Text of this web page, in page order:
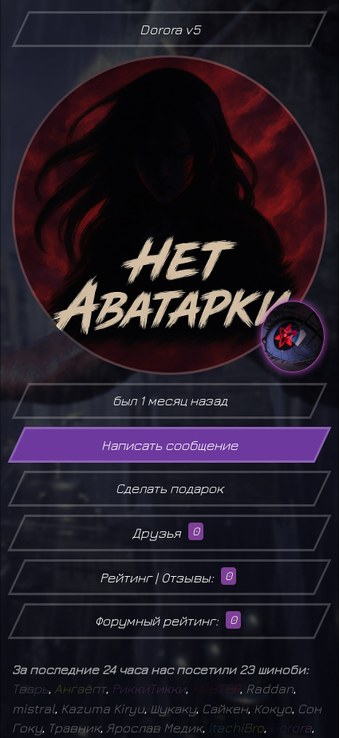
Dorora v5
был 1 месяц назад
Написать сообщение
Сделать подарок
Друзья 0
Рейтинг | Отзывы: 0
Форумный рейтинг: 0
За последние 24 часа нас посетили 23 шиноби:
Тварь Ангаёпт, РиккиТикки, OSTER, Raddan
mistral Kazuma Kiryu, Шукаку, Сайкен, Кокуо Сон
Гоку, Травник, Ярослав Медик, ItachiBro D orora